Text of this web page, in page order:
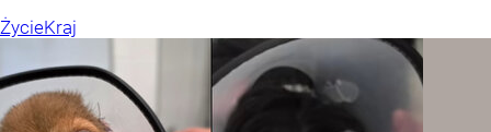
ŻycieKraj